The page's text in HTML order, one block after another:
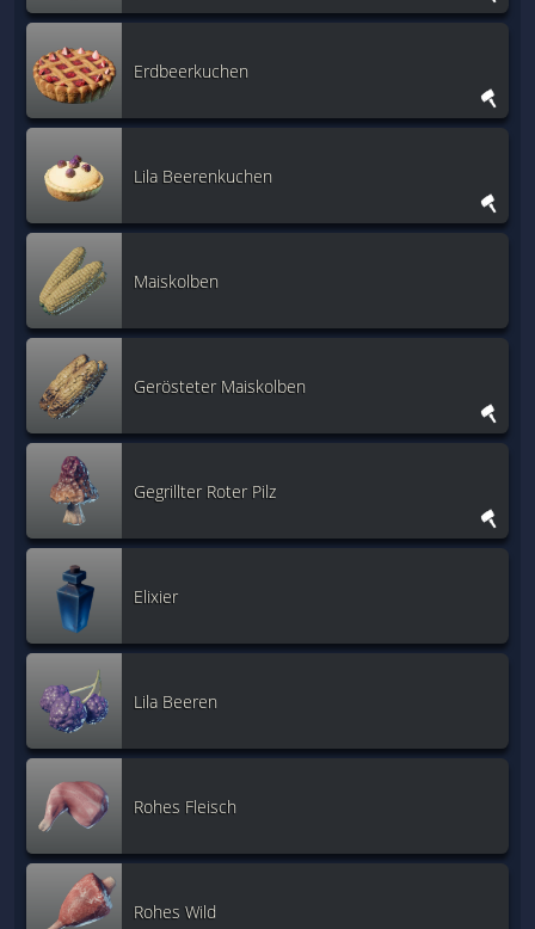
Erdbeerkuchen
Lila Beerenkuchen
Maiskolben
Gerösteter Maiskolben
Gegrillter Roter Pilz
Elixier
Lila Beeren
Rohes Fleisch
Rohes Wild